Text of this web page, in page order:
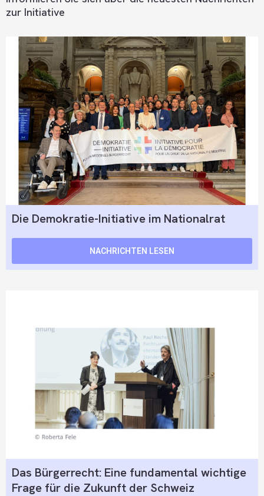
zur Initiative
Die Demokratie-Initiative im Nationalrat
NACHRICHTEN LESEN
Das Bürgerrecht: Eine fundamental wichtige
Frage für die Zukunft der Schweiz